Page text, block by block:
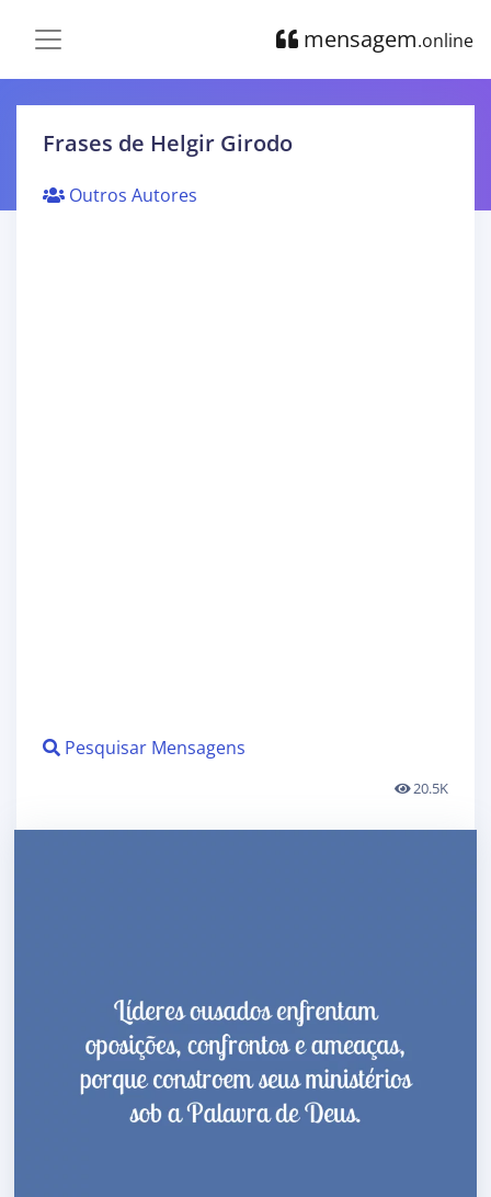
mensagem.online
Frases de Helgir Girodo
Outros Autores
Pesquisar Mensagens
20.5K